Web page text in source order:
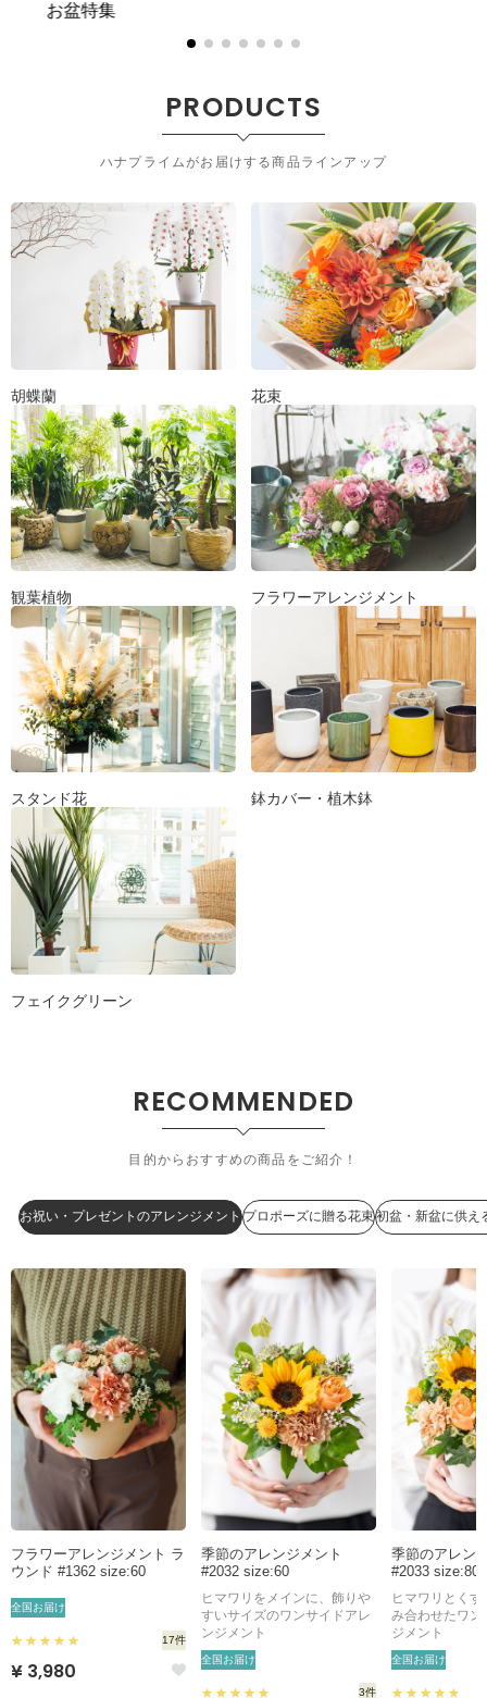
お盆特集
PRODUCTS
ハナプライムがお届けする商品ラインアップ
胡蝶蘭 花束
観葉植物 フラワーアレンジメント
スタンド花 鉢カバー・植木鉢
フェイクグリーン
RECOMMENDED
目的からおすすめの商品をご紹介！
お祝い・プレゼントのアレンジメント プロポーズに贈る花束初盆・新盆に供え
フラワーアレンジメント ラ
ウンド #1362 size:60
全国お届け
17件
¥ 3,980
季節のアレンジメント
#2032 size:60
ヒマワリをメインに、飾りや
すいサイズのワンサイドアレ
ンジメント
全国お届け
3件
季節のアレン
#2033 size:80
ヒマワリとく
み合わせたワン
ジメント
全国お届け